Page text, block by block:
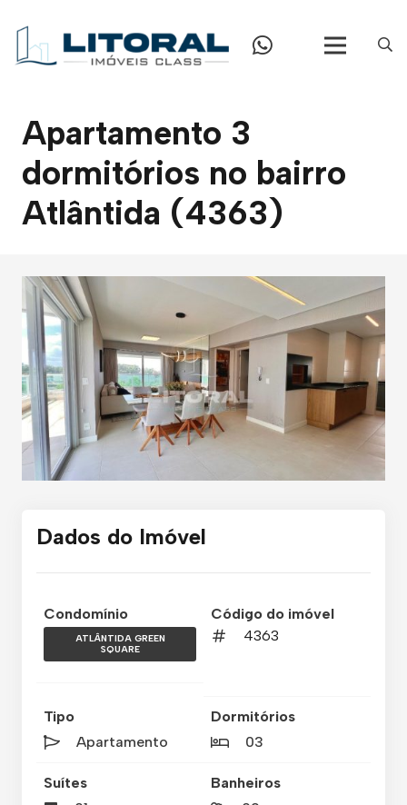
Apartamento 3
dormitórios no bairro
Atlântida (4363)
Dados do Imóvel
Condomínio
ATLÂNTIDA GREEN
SQUARE
Código do imóvel
4363
Tipo
Apartamento
Dormitórios
03
Suítes
Banheiros